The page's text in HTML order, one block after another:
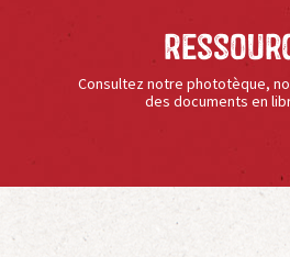
Consultez notre phototèque,
des documents en